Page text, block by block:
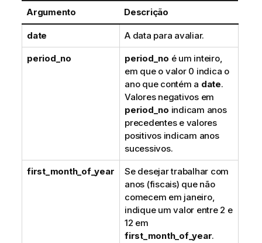
Argumento Descrição
date A data para avaliar.
period_no period_no é um inteiro,
em que o valor 0 indica o
ano que contém a date.
Valores negativos em
period_no indicam anos
precedentes e valores
positivos indicam anos
sucessivos.
first_month_of_year
Se desejar trabalhar com
anos (fiscais) que não
comecem em janeiro,
indique um valor entre 2 e
12 em
first_month_of_year.